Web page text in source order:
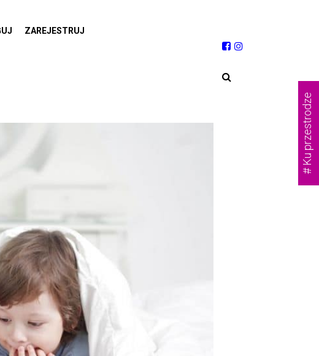
ZAREJESTRUJ
# Ku przestrodze